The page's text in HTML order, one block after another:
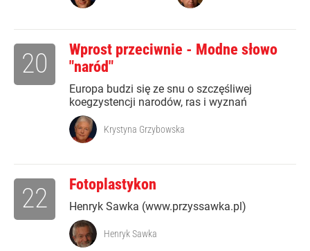
Wprost przeciwnie - Modne słowo
"naród"
Europa budzi się ze snu o szczęśliwej
koegzystencji narodów, ras i wyznań
20
Krystyna Grzybowska
Fotoplastykon
Henryk Sawka (www.przyssawka.pl)
22
Henryk Sawka